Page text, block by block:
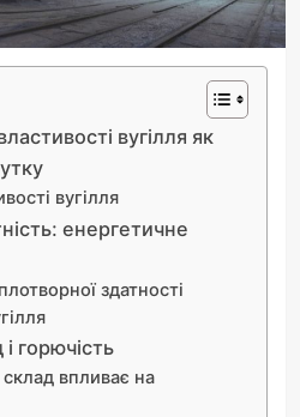
вугілля як
вугілля
енергетичне
здатності
горючість
впливає на